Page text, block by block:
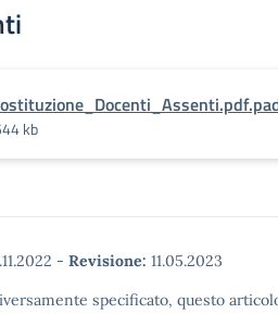
kb
- Revisione: 11.05.2023
specificato, questo